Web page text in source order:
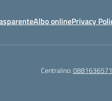
Albo onlinePrivacy
Centralino:0881636571